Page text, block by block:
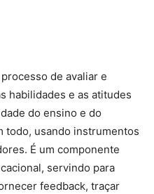
de avaliar e
habilidades e as atitudes
do ensino e do
todo, usando instrumentos
É um componente
servindo para
feedback, traçar